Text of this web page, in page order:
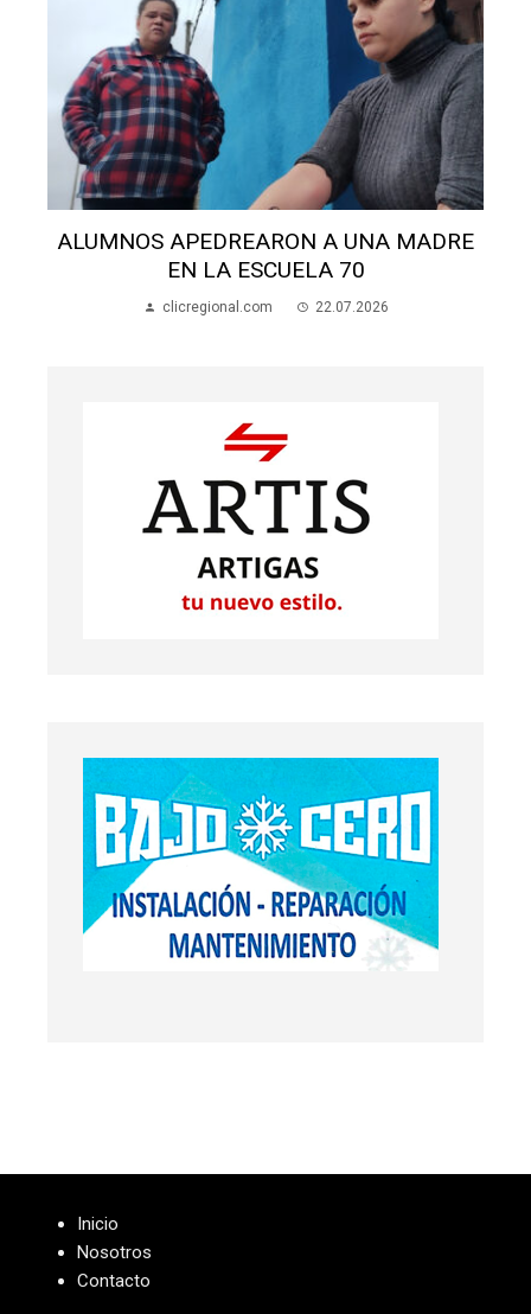
ALUMNOS APEDREARON A UNA MADRE
EN LA ESCUELA 70
clicregional.com 22.07.2026
Inicio
Nosotros
Contacto